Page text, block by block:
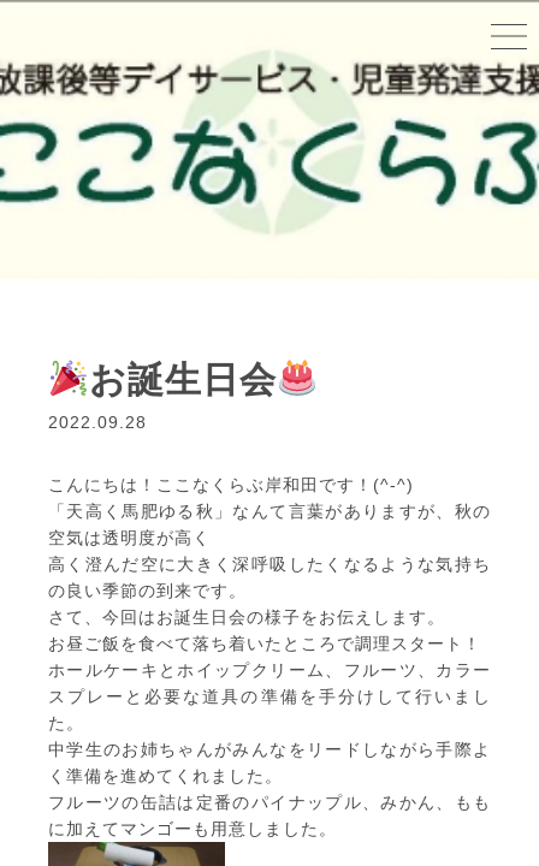
お誕生日会
2022.09.28
こんにちは！ここなくらぶ岸和田です！(^-^)
「天高く馬肥ゆる秋」なんて言葉がありますが、秋の
空気は透明度が高く
高く澄んだ空に大きく深呼吸したくなるような気持ち
の良い季節の到来です。
さて、今回はお誕生日会の様子をお伝えします。
お昼ご飯を食べて落ち着いたところで調理スタート！
ホールケーキとホイップクリーム、フルーツ、カラー
スプレーと必要な道具の準備を手分けして行いまし
た。
中学生のお姉ちゃんがみんなをリードしながら手際よ
く準備を進めてくれました。
フルーツの缶詰は定番のパイナップル、みかん、もも
に加えてマンゴーも用意しました。